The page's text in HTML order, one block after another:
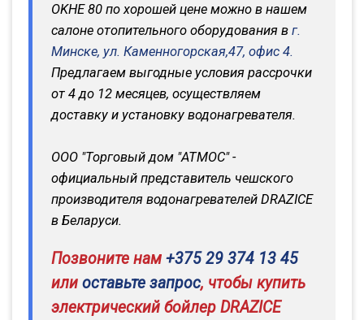
OKHE 80 по хорошей цене можно в нашем
салоне отопительного оборудования в г.
Минске, ул. Каменногорская,47, офис 4.
Предлагаем выгодные условия рассрочки
от 4 до 12 месяцев, осуществляем
доставку и установку водонагревателя.
ООО "Торговый дом "АТМОС" -
официальный представитель чешского
производителя водонагревателей DRAZICE
в Беларуси.
Позвоните нам +375 29 374 13 45
или оставьте запрос, чтобы купить
электрический бойлер DRAZICE